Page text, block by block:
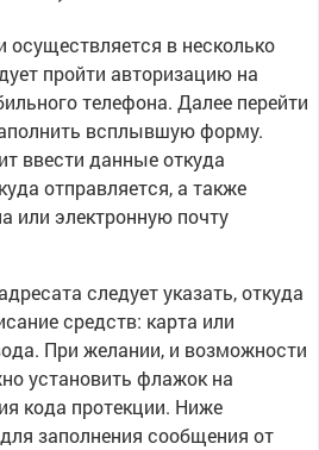
в несколько
пройти авторизацию на
телефона. Далее перейти
всплывшую форму.
ввести данные откуда
отправляется, а также
или электронную почту
следует указать, откуда
средств: карта или
При желании, и возможности
установить флажок на
кода протекции. Ниже
заполнения сообщения от